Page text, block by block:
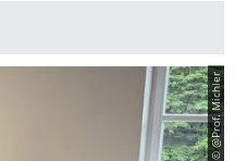
© @Prof. Michler